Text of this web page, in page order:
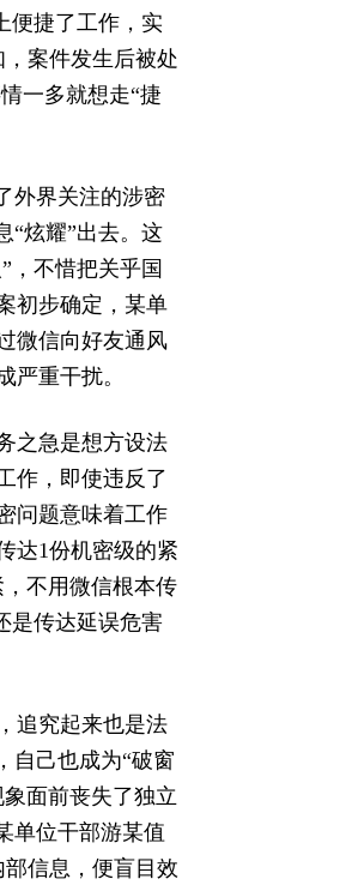
便捷了工作，实
案件发生后被处
一多就想走“捷
外界关注的涉密
“炫耀”出去。这
，不惜把关乎国
初步确定，某单
微信向好友通风
严重干扰。
之急是想方设法
作，即使违反了
问题意味着工作
达1份机密级的紧
不用微信根本传
是传达延误危害
追究起来也是法
自己也成为“破窗
面前丧失了独立
单位干部游某值
信息，便盲目效